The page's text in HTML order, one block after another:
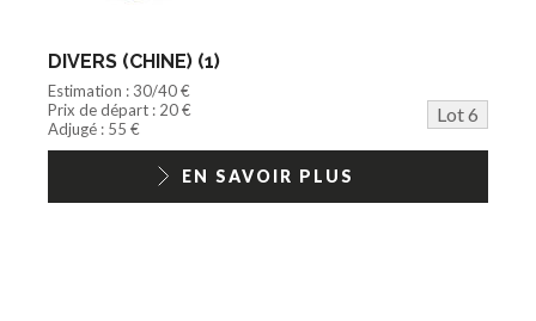
DIVERS (CHINE) (1)
Estimation : 30/40 €
Prix de départ : 20 €
Lot 6
Adjugé : 55 €
EN SAVOIR PLUS